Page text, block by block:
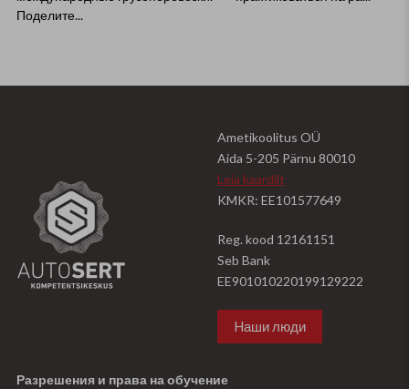
Поделите...
Ametikoolitus OÜ
Aida 5-205 Pärnu 80010
Leia kaardilt
KMKR: EE101577649
Reg. kood 12161151
Seb Bank
EE901010220199129222
Hаши люди
Разрешения и права на обучение